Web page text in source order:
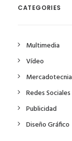
CATEGORIES
Multimedia
Vídeo
Mercadotecnia
Redes Sociales
Publicidad
Diseño Gráfico